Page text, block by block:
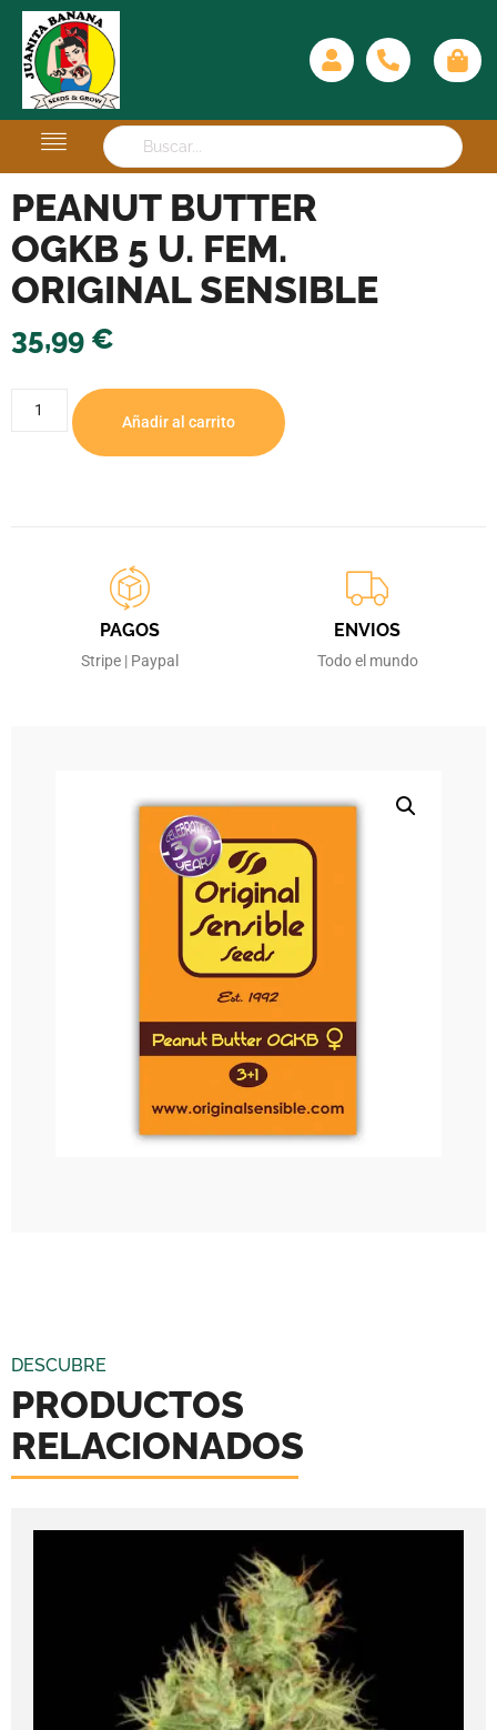
PEANUT BUTTER
OGKB 5 U. FEM.
ORIGINAL SENSIBLE
35,99 €
Añadir al carrito
PAGOS
Stripe | Paypal
ENVIOS
Todo el mundo
DESCUBRE
PRODUCTOS
RELACIONADOS